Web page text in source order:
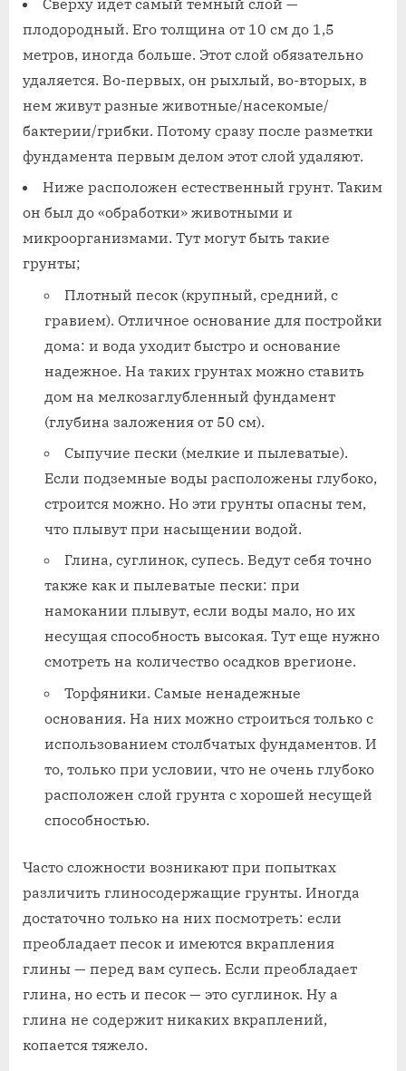
плодородный. Его толщина от 10 см до 1,5
метров, иногда больше. Этот слой обязательно
удаляется. Во-первых, он рыхлый, во-вторых, в
нем живут разные животные/насекомые/
бактерии/грибки. Потому сразу после разметки
фундамента первым делом этот слой удаляют.
Ниже расположен естественный грунт. Таким
он был до «обработки» животными и
микроорганизмами. Тут могут быть такие
грунты;
Плотный песок (крупный, средний, с
гравием). Отличное основание для постройки
дома: и вода уходит быстро и основание
надежное. На таких грунтах можно ставить
дом на мелкозаглубленный фундамент
(глубина заложения от 50 см).
Сыпучие пески (мелкие и пылеватые).
Если подземные воды расположены глубоко,
строится можно. Но эти грунты опасны тем,
что плывут при насыщении водой.
Глина, суглинок, супесь. Ведут себя точно
также как и пылеватые пески: при
намокании плывут, если воды мало, но их
несущая способность высокая. Тут еще нужно
смотреть на количество осадков врегионе.
Торфяники. Самые ненадежные
основания. На них можно строиться только с
использованием столбчатых фундаментов. И
то, только при условии, что не очень глубоко
расположен слой грунта с хорошей несущей
способностью.
Часто сложности возникают при попытках
различить глиносодержащие грунты. Иногда
достаточно только на них посмотреть: если
преобладает песок и имеются вкрапления
глины — перед вам супесь. Если преобладает
глина, но есть и песок — это суглинок. Ну а
глина не содержит никаких вкраплений,
копается тяжело.